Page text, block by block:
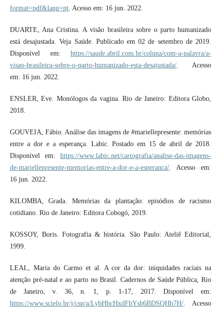
format=pdf&lang=pt. Acesso em: 16 jun. 2022.
DUARTE, Ana Cristina. A visão brasileira sobre o parto humanizado
está desajustada. Veja Saúde. Publicado em 02 de setembro de 2019.
Disponível em:https://saude.abril.com.br/coluna/com-a-palavra/a-
visao-brasileira-sobre-o-parto-humanizado-esta-desajustada/. Acesso
em: 16 jun. 2022.
ENSLER, Eve. Monólogos da vagina. Rio de Janeiro: Editora Globo,
2018.
GOUVEIA, Fábio. Análise das imagens de #mariellepresente: memórias
entre a dor e a esperança. Labic. Postado em 15 de abril de 2018.
Disponível em:https://www.labic.net/cartografia/analise-das-imagens-
de-mariellepresente-memorias-entre-a-dor-e-a-esperanca/. Acesso em:
16 jun. 2022.
KILOMBA, Grada. Memórias da plantação: episódios de racismo
cotidiano. Rio de Janeiro: Editora Cobogó, 2019.
KOSSOY, Boris. Fotografia & história. São Paulo: Ateliê Editorial,
1999.
LEAL, Maria do Carmo et al. A cor da dor: iniquidades raciais na
atenção pré-natal e ao parto no Brasil. Cadernos de Saúde Pública, Rio
de Janeiro, v. 36, n. 1, p. 1-17, 2017. Disponível em:
https://www.scielo.br/j/csp/a/LybHbcHxdFbYsb6BDSQHb7H/. Acesso